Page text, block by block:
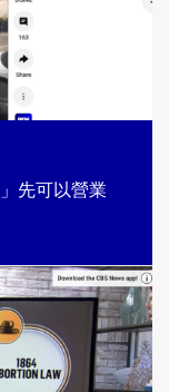
先可以營業